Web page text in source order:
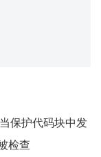
保护代码块中发
检查